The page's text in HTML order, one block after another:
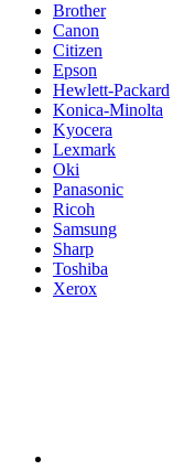
Brother
Canon
Citizen
Epson
Hewlett-Packard
Konica-Minolta
Kyocera
Lexmark
Oki
Panasonic
Ricoh
Samsung
Sharp
Toshiba
Xerox